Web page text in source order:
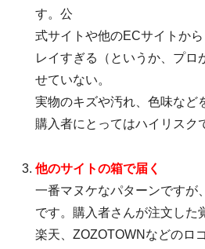
す。公
式サイトや他のECサイトか
レイすぎる（というか、プロ
せていない。
実物のキズや汚れ、色味など
購入者にとってはハイリスク
他のサイトの箱で届く
一番マヌケなパターンですが
です。購入者さんが注文した
楽天、ZOZOTOWNなどのロ